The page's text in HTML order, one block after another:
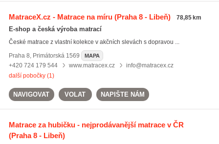
MatraceX.cz - Matrace na míru(Praha 8 - Libeň) 78,85 km
E-shop a česká výroba matrací
České matrace z vlastní kolekce v akčních slevách s dopravou ...
Praha 8, Primátorská 1569 MAPA
+420 724 179 544 www.matracex.cz
info@matracex.cz
další pobočky (1)
NAVIGOVAT VOLAT NAPIŠTE NÁM
Matrace za hubičku - nejprodávanější matrace v ČR
(Praha 8 - Libeň)